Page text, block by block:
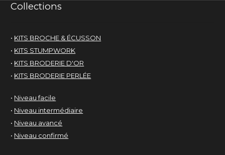
Collections
• KITS BROCHE & ÉCUSSON
• KITS STUMPWORK
• KITS BRODERIE D'OR
• KITS BRODERIE PERLÉE
• Niveau facile
• Niveau intermédiaire
• Niveau avancé
• Niveau confirmé